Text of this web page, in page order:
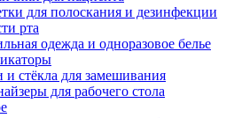
для полоскания и дезинфекции
рта
одежда и одноразовое белье
и стёкла для замешивания
для рабочего стола